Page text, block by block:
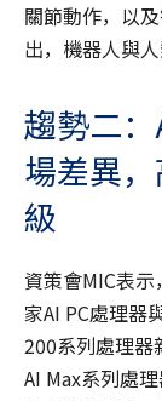
關節動作，以
出，機器人與
趨勢二
場差異
級
資策會MIC表
家AI PC處理
200系列處理器
AI Max系列處